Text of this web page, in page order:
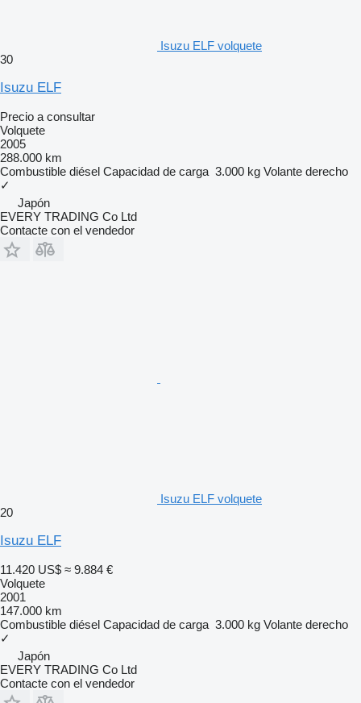
Isuzu ELF volquete
30
Isuzu ELF
Precio a consultar
Volquete
2005
288.000 km
Combustible diésel Capacidad de carga 3.000 kg Volante derecho
✓
Japón
EVERY TRADING Co Ltd
Contacte con el vendedor
Isuzu ELF volquete
20
Isuzu ELF
11.420 US$ ≈ 9.884 €
Volquete
2001
147.000 km
Combustible diésel Capacidad de carga 3.000 kg Volante derecho
✓
Japón
EVERY TRADING Co Ltd
Contacte con el vendedor